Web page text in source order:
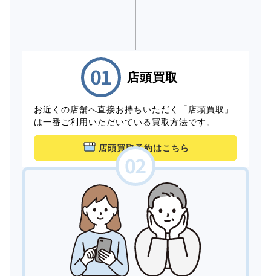
店頭買取
お近くの店舗へ直接お持ちいただく「店頭買取」
は一番ご利用いただいている買取方法です。
店頭買取予約はこちら